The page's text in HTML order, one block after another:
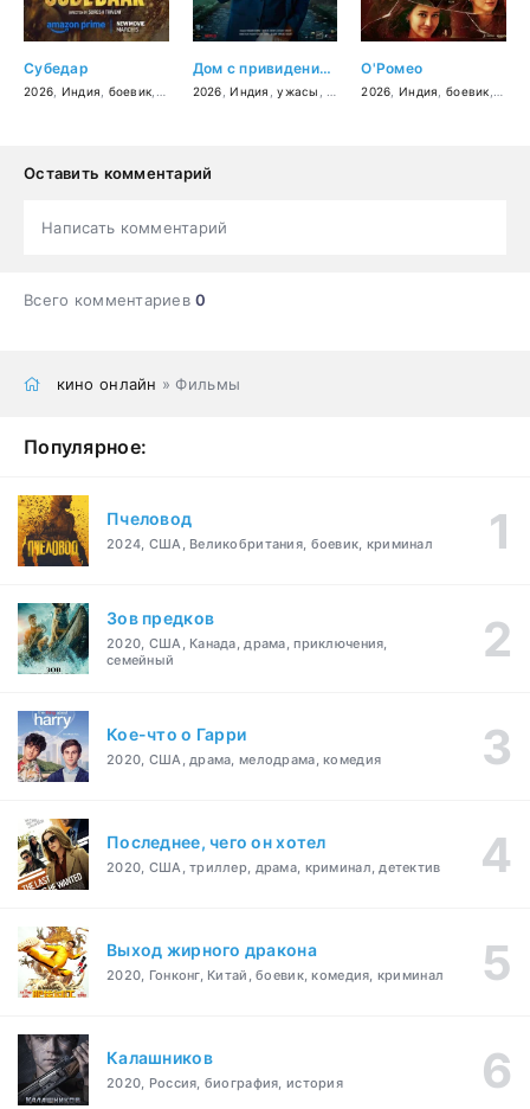
Субедар
2026 Индия боевик драма
Дом с привидениями
2026 ,Индия ,ужасы комедия
О'Ромео
2026 Индия боевик
Оставить комментарий
Написать комментарий
Всего комментариев0
кино онлайн » Фильмы
Популярное:
Пчеловод
2024, США, Великобритания, боевик, криминал
Зов предков
2020, США, Канада, драма, приключения,
семейный
Кое-что о Гарри
2020, США, драма, мелодрама, комедия
Последнее, чего он хотел
2020, США, триллер, драма, криминал, детектив
Выход жирного дракона
2020, Гонконг, Китай, боевик, комедия, криминал
Калашников
2020, Россия, биография, история